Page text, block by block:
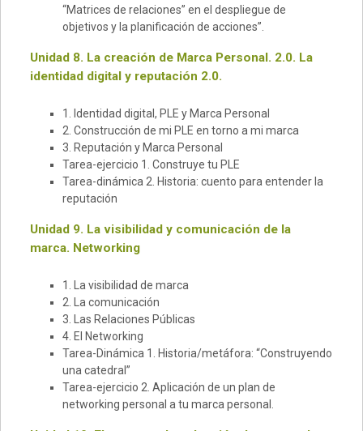
“Matrices de relaciones” en el despliegue de
objetivos y la planificación de acciones”.
Unidad 8. La creación de Marca Personal. 2.0. La
identidad digital y reputación 2.0.
1. Identidad digital, PLE y Marca Personal
2. Construcción de mi PLE en torno a mi marca
3. Reputación y Marca Personal
Tarea-ejercicio 1. Construye tu PLE
Tarea-dinámica 2. Historia: cuento para entender la
reputación
Unidad 9. La visibilidad y comunicación de la
marca. Networking
1. La visibilidad de marca
2. La comunicación
3. Las Relaciones Públicas
4. El Networking
Tarea-Dinámica 1. Historia/metáfora: “Construyendo
una catedral”
Tarea-ejercicio 2. Aplicación de un plan de
networking personal a tu marca personal.